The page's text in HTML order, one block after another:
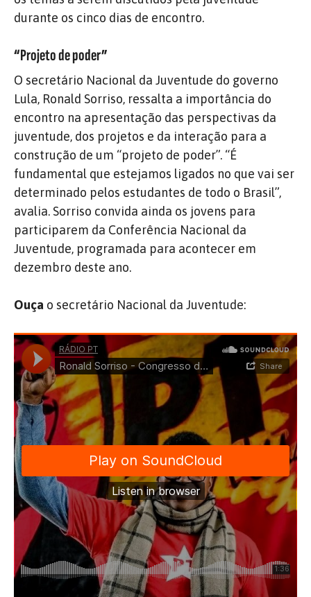
durante os cinco dias de encontro.
“Projeto de poder”
O secretário Nacional da Juventude do governo
Lula, Ronald Sorriso, ressalta a importância do
encontro na apresentação das perspectivas da
juventude, dos projetos e da interação para a
construção de um “projeto de poder”. “É
fundamental que estejamos ligados no que vai ser
determinado pelos estudantes de todo o Brasil”,
avalia. Sorriso convida ainda os jovens para
participarem da Conferência Nacional da
Juventude, programada para acontecer em
dezembro deste ano.
Ouça o secretário Nacional da Juventude: